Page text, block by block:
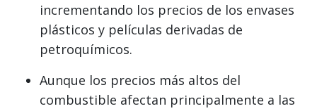
incrementando los precios de los envases
plásticos y películas derivadas de
petroquímicos.
Aunque los precios más altos del
combustible afectan principalmente a las